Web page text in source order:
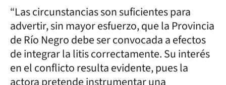
“Las circunstancias son suficientes para
advertir, sin mayor esfuerzo, que la Provincia
de Río Negro debe ser convocada a efectos
de integrar la litis correctamente. Su interés
en el conflicto resulta evidente, pues la